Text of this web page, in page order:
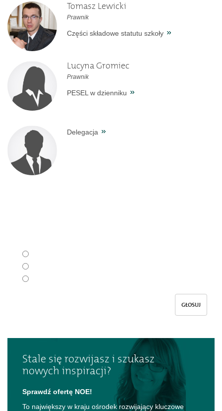
Tomasz Lewicki
Prawnik
Części składowe statutu szkoły
Lucyna Gromiec
Prawnik
PESEL w dzienniku
Delegacja
GŁOSUJ
Stale się rozwijasz i szukasz
nowych inspiracji?
Sprawdź ofertę NOE!
To największy w kraju ośrodek rozwijający kluczowe